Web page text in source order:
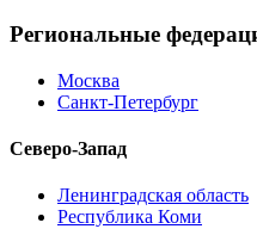
Региональные
Москва
Санкт-Петербург
Северо-Запад
Ленинградская область
Республика Коми